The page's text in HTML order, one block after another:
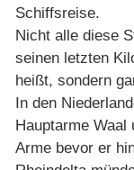
Schiffsreise.
Nicht alle diese
seinen letzten
heißt, sondern
In den
Hauptarme
Arme bevor er